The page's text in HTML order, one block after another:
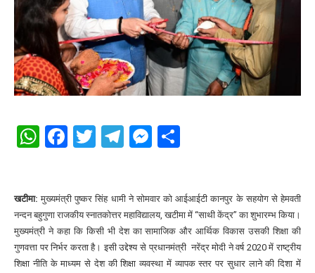
WhatsApp
Facebook
Twitter
Telegram
Messenger
खटीमा:मुख्यमंत्री पुष्कर सिंह धामी ने सोमवार को आईआईटी कानपुर के सहयोग से हेमवती
नन्दन बहुगुणा राजकीय स्नातकोत्तर महाविद्यालय, खटीमा में ‘‘साथी केंद्र’’ का शुभारम्भ किया।
मुख्यमंत्री ने कहा कि किसी भी देश का सामाजिक और आर्थिक विकास उसकी शिक्षा की
गुणवत्ता पर निर्भर करता है। इसी उद्देश्य से प्रधानमंत्री नरेंद्र मोदी ने वर्ष 2020 में राष्ट्रीय
शिक्षा नीति के माध्यम से देश की शिक्षा व्यवस्था में व्यापक स्तर पर सुधार लाने की दिशा में